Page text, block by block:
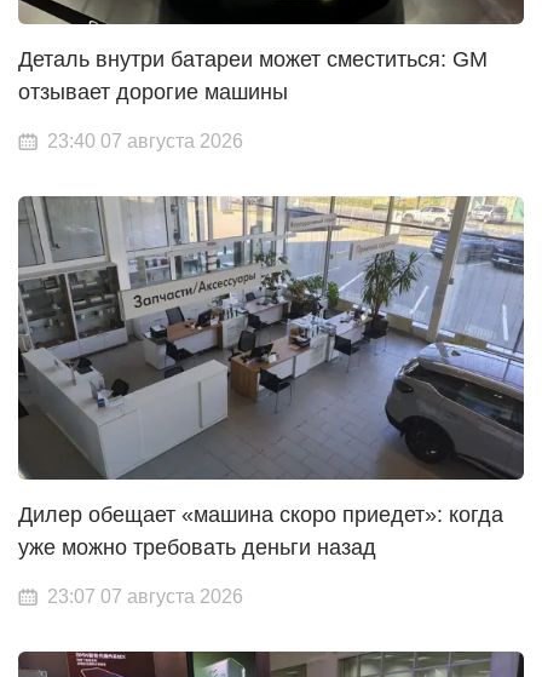
Деталь внутри батареи может сместиться: GM
отзывает дорогие машины
23:40 07 августа 2026
Дилер обещает «машина скоро приедет»: когда
уже можно требовать деньги назад
23:07 07 августа 2026